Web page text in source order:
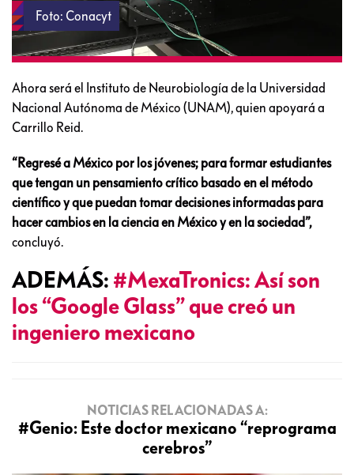
Foto: Conacyt
Ahora será el Instituto de Neurobiología de la Universidad
Nacional Autónoma de México (UNAM), quien apoyará a
Carrillo Reid.
“Regresé a México por los jóvenes; para formar estudiantes
que tengan un pensamiento crítico basado en el método
científico y que puedan tomar decisiones informadas para
hacer cambios en la ciencia en México y en la sociedad”,
concluyó.
ADEMÁS: #MexaTronics: Así son
los “Google Glass” que creó un
ingeniero mexicano
NOTICIAS RELACIONADAS A:
#Genio: Este doctor mexicano “reprograma
cerebros”